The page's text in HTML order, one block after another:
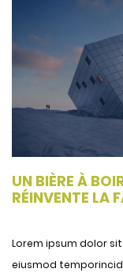
UN BIÈRE À
RÉINVENTE LA
Lorem ipsum dolor
eiusmod